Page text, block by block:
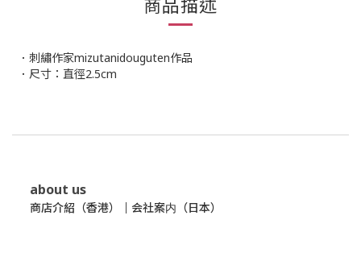
商品描述
．刺繡作家mizutanidouguten作品
．尺寸：直徑2.5cm
about us
商店介紹（香港） 会社案内（日本）